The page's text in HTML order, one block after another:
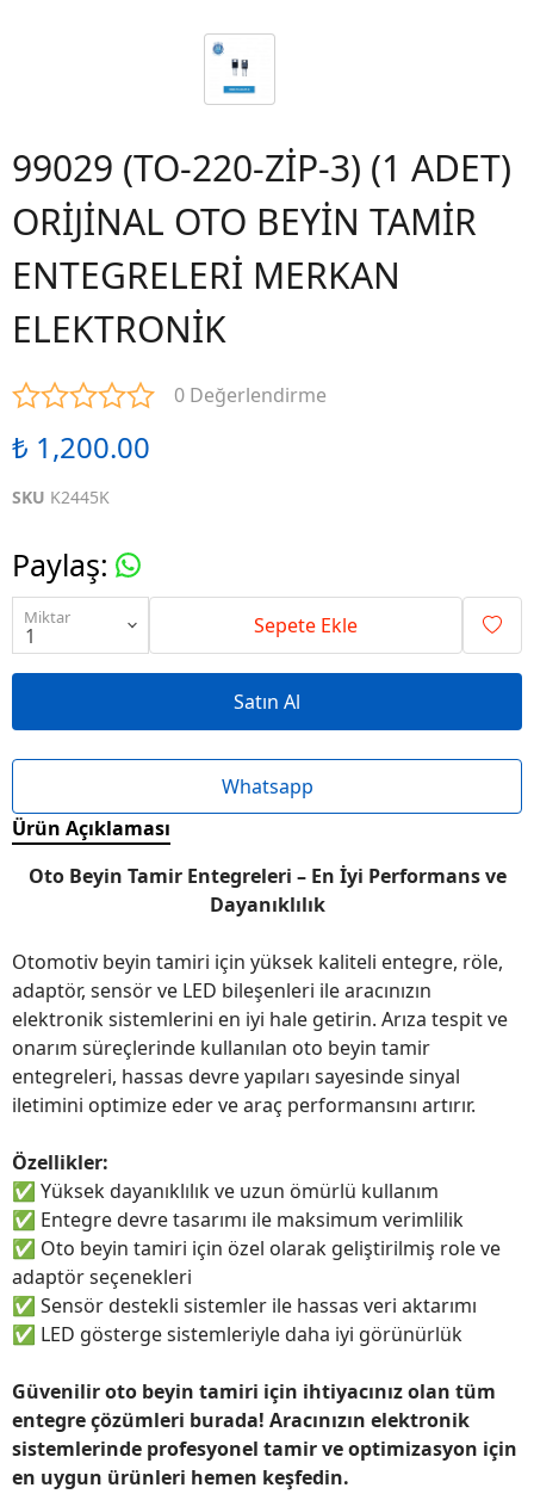
99029 (TO-220-ZİP-3) (1 ADET)
ORİJİNAL OTO BEYİN TAMİR
ENTEGRELERİ MERKAN
ELEKTRONİK
0 Değerlendirme
₺ 1,200.00
SKU K2445K
Paylaş:
Miktar Sepete Ekle
Satın Al
Whatsapp
Ürün Açıklaması
Oto Beyin Tamir Entegreleri – En İyi Performans ve
Dayanıklılık
Otomotiv beyin tamiri için yüksek kaliteli entegre, röle,
adaptör, sensör ve LED bileşenleri ile aracınızın
elektronik sistemlerini en iyi hale getirin. Arıza tespit ve
onarım süreçlerinde kullanılan oto beyin tamir
entegreleri, hassas devre yapıları sayesinde sinyal
iletimini optimize eder ve araç performansını artırır.
Özellikler:
✅ Yüksek dayanıklılık ve uzun ömürlü kullanım
✅ Entegre devre tasarımı ile maksimum verimlilik
✅ Oto beyin tamiri için özel olarak geliştirilmiş role ve
adaptör seçenekleri
✅ Sensör destekli sistemler ile hassas veri aktarımı
✅ LED gösterge sistemleriyle daha iyi görünürlük
Güvenilir oto beyin tamiri için ihtiyacınız olan tüm
entegre çözümleri burada! Aracınızın elektronik
sistemlerinde profesyonel tamir ve optimizasyon için
en uygun ürünleri hemen keşfedin.